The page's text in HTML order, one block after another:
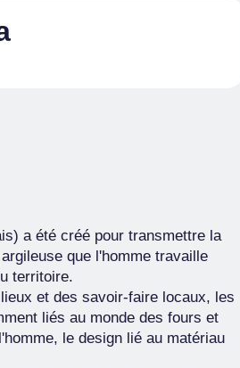
a été créé pour transmettre la
que l'homme travaille
territoire.
et des savoir-faire locaux, les
liés au monde des fours et
le design lié au matériau